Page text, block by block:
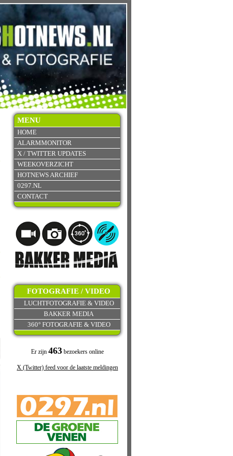
MENU
HOME
ALARMMONITOR
X / TWITTER UPDATES
WEEKOVERZICHT
HOTNEWS ARCHIEF
0297.NL
CONTACT
FOTOGRAFIE / VIDEO
LUCHTFOTOGRAFIE & VIDEO
BAKKER MEDIA
360° FOTOGRAFIE & VIDEO
Er zijn 463bezoekers online
X (Twitter) feed voor de laatste meldingen